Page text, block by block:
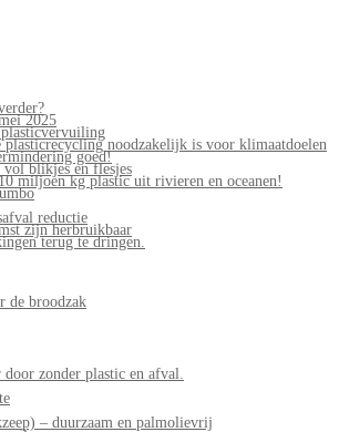
2025
noodzakelijk is voor klimaatdoelen
goed!
vol blikjes en flesjes
miljoen kg plastic uit rivieren en oceanen!
reductie
zijn herbruikbaar
terug te dringen.
de broodzak
zonder plastic en afval.
– duurzaam en palmolievrij